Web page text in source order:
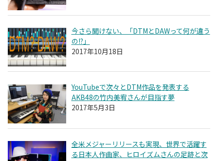
今さら聞けない、「DTMとDAWって何が違う
の!?」
2017年10月18日
YouTubeで次々とDTM作品を発表する
AKB48の竹内美宥さんが目指す夢
2017年5月3日
全米メジャーリリースも実現、世界で活躍す
る日本人作曲家、ヒロイズムさんの足跡と次